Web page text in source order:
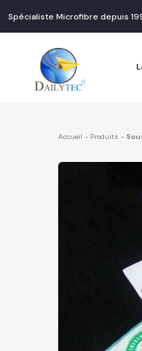
Spécialiste Microfibre depuis
Accueil - Produits -